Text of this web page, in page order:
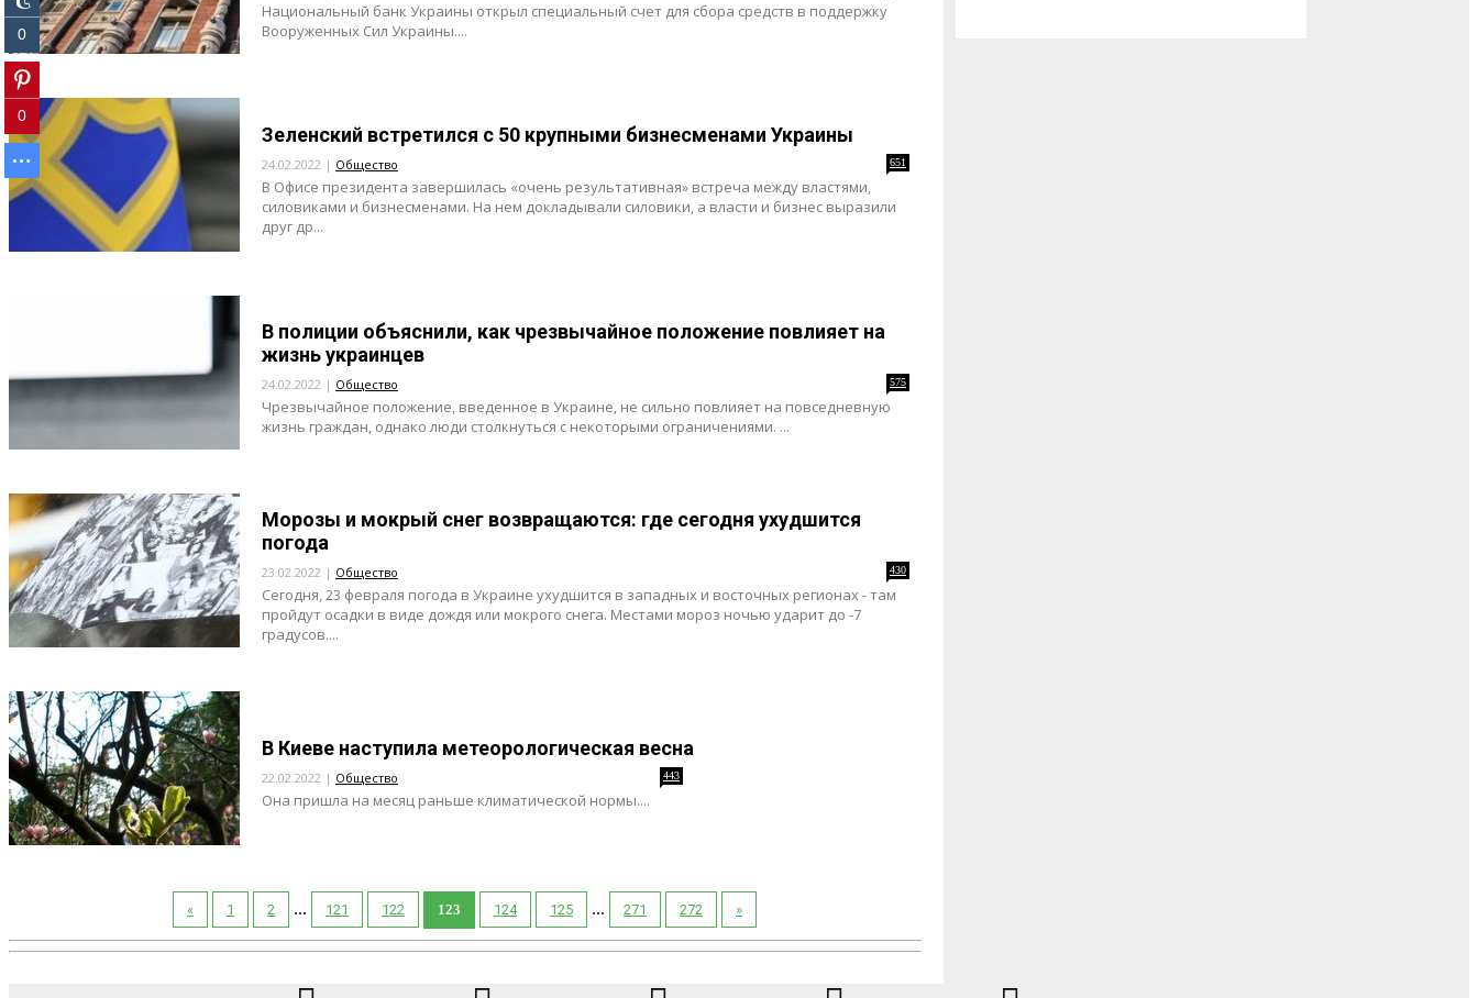
Национальный банк Украины открыл специальный счет для сбора средств в поддержку
Вооруженных Сил Украины....
Зеленский встретился с 50 крупными бизнесменами Украины
24.02.2022 | Общество 651
В Офисе президента завершилась «очень результативная» встреча между властями,
силовиками и бизнесменами. На нем докладывали силовики, а власти и бизнес выразили
друг др...
В полиции объяснили, как чрезвычайное положение повлияет на
жизнь украинцев
24.02.2022 | Общество 575
Чрезвычайное положение, введенное в Украине, не сильно повлияет на повседневную
жизнь граждан, однако люди столкнуться с некоторыми ограничениями. ...
Морозы и мокрый снег возвращаются: где сегодня ухудшится
погода
23.02.2022 | Общество 430
Сегодня, 23 февраля погода в Украине ухудшится в западных и восточных регионах - там
пройдут осадки в виде дождя или мокрого снега. Местами мороз ночью ударит до -7
градусов....
В Киеве наступила метеорологическая весна
22.02.2022 | Общество 443
Она пришла на месяц раньше климатической нормы....
« 1 2 ... 121 122 123 124 125 ... 271 272 »
0
0